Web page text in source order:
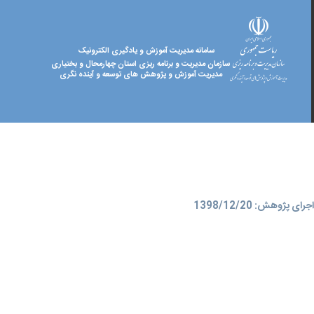
سامانه مدیریت آموزش و یادگیری الکترونیک
سازمان مدیریت و برنامه ریزی استان چهارمحال و بختیاری
مدیریت آموزش و پژوهش های توسعه و آینده نگری
پژوهش: 1398/12/20